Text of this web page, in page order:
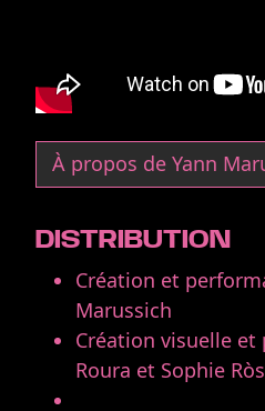
À propos de Yann
DISTRIBUTION
Création et
Marussich
Création visuelle
Roura et Sophie Ròs